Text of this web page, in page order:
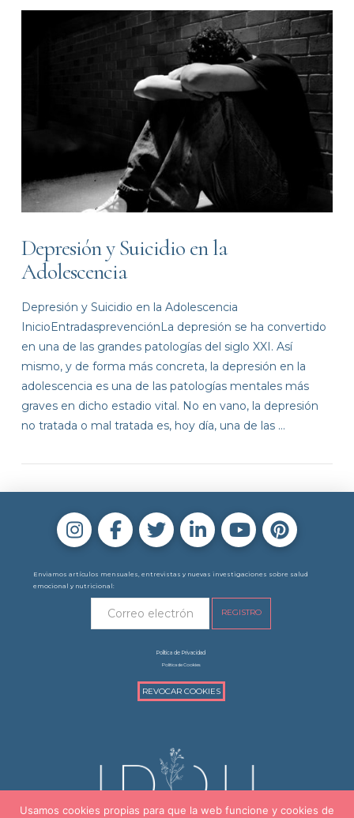
VIEW POST
VIEW POST
Depresión y Suicidio en la
Adolescencia
Depresión y Suicidio en la Adolescencia
InicioEntradasprevenciónLa depresión se ha convertido
en una de las grandes patologías del siglo XXI. Así
mismo, y de forma más concreta, la depresión en la
adolescencia es una de las patologías mentales más
graves en dicho estadio vital. No en vano, la depresión
no tratada o mal tratada es, hoy día, una de las …
Enviamos artículos mensuales, entrevistas y nuevas investigaciones sobre salud
emocional y nutricional:
Política de Privacidad
Política de Cookies
REVOCAR COOKIES
Usamos cookies propias para que la web funcione y cookies de